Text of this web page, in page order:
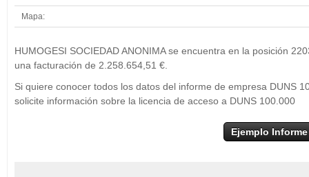
Mapa:
−
HUMOGESI SOCIEDAD ANONIMA se encuentra en la posición
una facturación de 2.258.654,51 €.
Si quiere conocer todos los datos del informe de empresa DUNS
solicite información sobre la licencia de acceso a DUNS 100.000
Ejemplo Informe